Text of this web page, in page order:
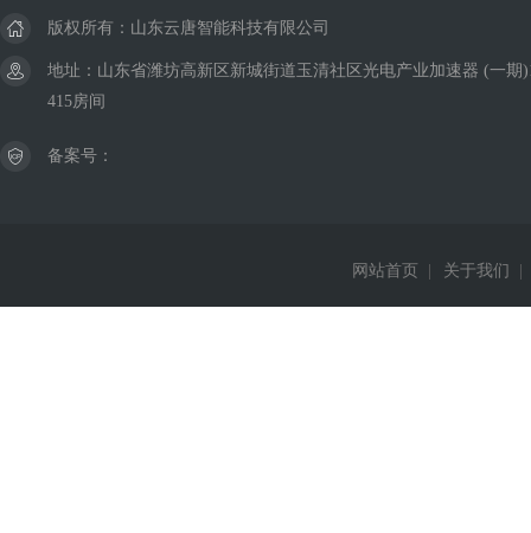
版权所有：山东云唐智能科技有限公司
地址：山东省潍坊高新区新城街道玉清社区光电产业加速器 (一期
415房间
备案号：
网站首页 关于我们